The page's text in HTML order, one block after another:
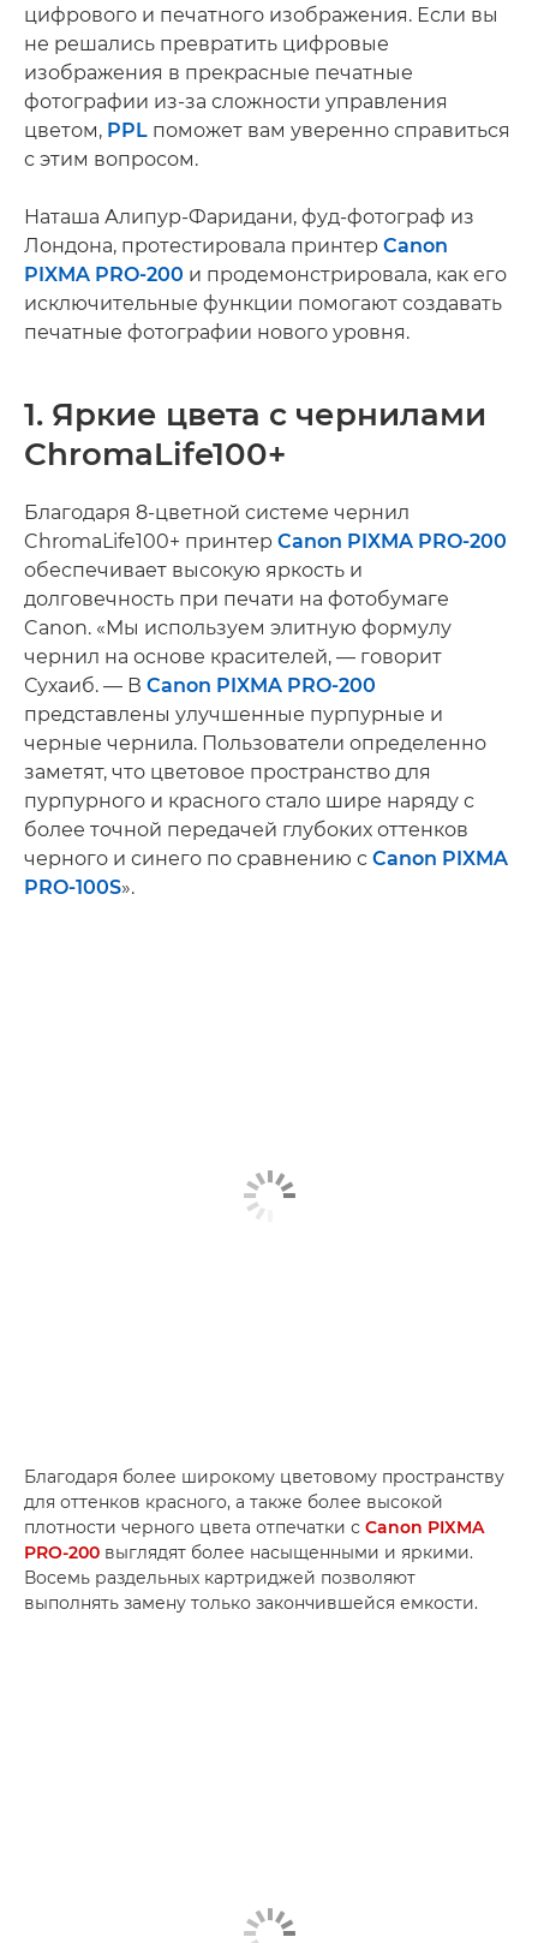
цифрового и печатного изображения. Если вы
не решались превратить цифровые
изображения в прекрасные печатные
фотографии из-за сложности управления
цветом, PPL поможет вам уверенно справиться
с этим вопросом.
Наташа Алипур-Фаридани, фуд-фотограф из
Лондона, протестировала принтер Canon
PIXMA PRO-200 и продемонстрировала, как его
исключительные функции помогают создавать
печатные фотографии нового уровня.
1. Яркие цвета с чернилами
ChromaLife100+
Благодаря 8-цветной системе чернил
ChromaLife100+ принтер Canon PIXMA PRO-200
обеспечивает высокую яркость и
долговечность при печати на фотобумаге
Canon. «Мы используем элитную формулу
чернил на основе красителей, — говорит
Сухаиб. — В Canon PIXMA PRO-200
представлены улучшенные пурпурные и
черные чернила. Пользователи определенно
заметят, что цветовое пространство для
пурпурного и красного стало шире наряду с
более точной передачей глубоких оттенков
черного и синего по сравнению с Canon PIXMA
PRO-100S».
Благодаря более широкому цветовому пространству
для оттенков красного, а также более высокой
плотности черного цвета отпечатки с Canon PIXMA
PRO-200 выглядят более насыщенными и яркими.
Восемь раздельных картриджей позволяют
выполнять замену только закончившейся емкости.